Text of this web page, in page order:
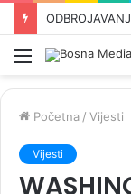
Meni
Početna / Vijesti
Vijesti